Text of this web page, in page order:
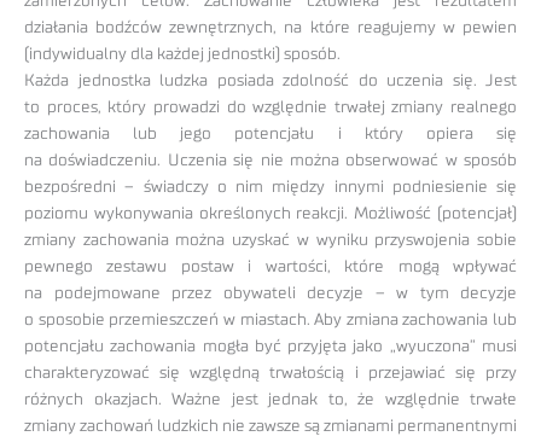
działania bodźców zewnętrznych, na które reagujemy w pewien
(indywidualny dla każdej jednostki) sposób.
Każda jednostka ludzka posiada zdolność do uczenia się. Jest
to proces, który prowadzi do względnie trwałej zmiany realnego
zachowania lub jego potencjału i który opiera się
na doświadczeniu. Uczenia się nie można obserwować w sposób
bezpośredni – świadczy o nim między innymi podniesienie się
poziomu wykonywania określonych reakcji. Możliwość (potencjał)
zmiany zachowania można uzyskać w wyniku przyswojenia sobie
pewnego zestawu postaw i wartości, które mogą wpływać
na podejmowane przez obywateli decyzje – w tym decyzje
o sposobie przemieszczeń w miastach. Aby zmiana zachowania lub
potencjału zachowania mogła być przyjęta jako „wyuczona” musi
charakteryzować się względną trwałością i przejawiać się przy
różnych okazjach. Ważne jest jednak to, że względnie trwałe
zmiany zachowań ludzkich nie zawsze są zmianami permanentnymi